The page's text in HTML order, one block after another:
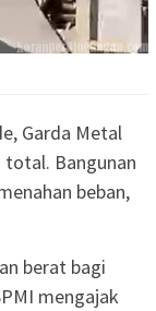
Garda Metal
total. Bangunan
beban,
berat bagi
mengajak